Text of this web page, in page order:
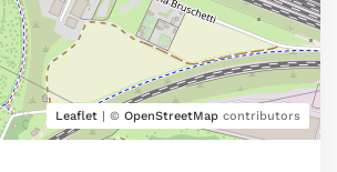
Leaflet | © OpenStreetMap contributors